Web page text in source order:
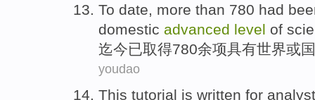
To date more than 780 had
domestic advanced level of
迄今已取得780余项具有世界或
youdao
This tutorial is written for